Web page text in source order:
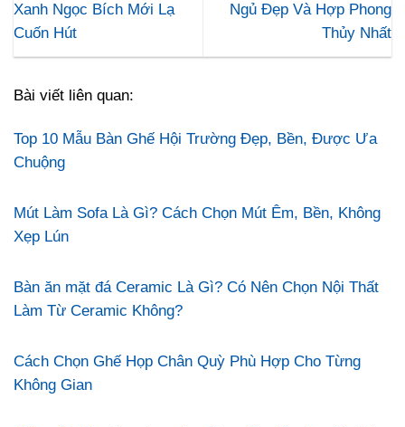
Xanh Ngọc Bích Mới Lạ
Cuốn Hút
Ngủ Đẹp Và Hợp Phong
Thủy Nhất
Bài viết liên quan:
Top 10 Mẫu Bàn Ghế Hội Trường Đẹp, Bền, Được Ưa
Chuộng
Mút Làm Sofa Là Gì? Cách Chọn Mút Êm, Bền, Không
Xẹp Lún
Bàn ăn mặt đá Ceramic Là Gì? Có Nên Chọn Nội Thất
Làm Từ Ceramic Không?
Cách Chọn Ghế Họp Chân Quỳ Phù Hợp Cho Từng
Không Gian